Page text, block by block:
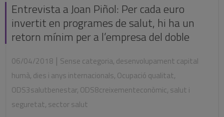
Entrevista a Joan Piñol: Per cada euro
invertit en programes de salut, hi ha un
retorn mínim per a l’empresa del doble
06/04/2018 | Sense categoria, desenvolupament capital
humà, dies i anys internacionals, Ocupació qualitat,
ODS3salutbenestar, ODS8creixementeconòmic, salut i
seguretat, sector salut